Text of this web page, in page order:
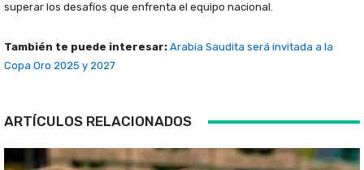
superar los desafíos que enfrenta el equipo nacional.
También te puede interesar: Arabia Saudita será invitada a la
Copa Oro 2025 y 2027
ARTÍCULOS RELACIONADOS